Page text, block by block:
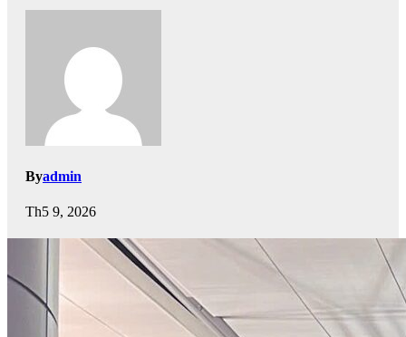
Byadmin
Th5 9, 2026